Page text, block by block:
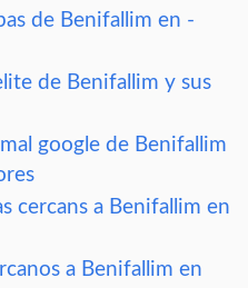
de Benifallim en -
de Benifallim y sus
google de Benifallim
cercans a Benifallim en
a Benifallim en